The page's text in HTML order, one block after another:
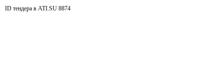
ID тендера в ATI.SU 8874